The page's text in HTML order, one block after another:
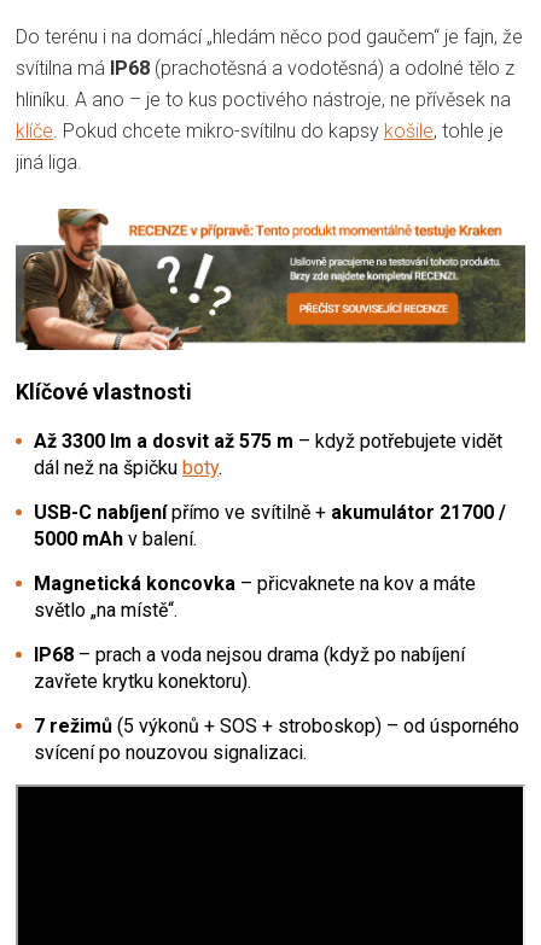
Do terénu i na domácí „hledám něco pod gaučem“ je fajn, že
svítilna má IP68 (prachotěsná a vodotěsná) a odolné tělo z
hliníku. A ano – je to kus poctivého nástroje, ne přívěsek na
klíče. Pokud chcete mikro-svítilnu do kapsy košile, tohle je
jiná liga.
Klíčové vlastnosti
Až 3300 lm a dosvit až 575 m – když potřebujete vidět
dál než na špičku boty.
USB-C nabíjenípřímo ve svítilně + akumulátor 21700 /
5000 mAh v balení.
Magnetická koncovka – přicvaknete na kov a máte
světlo „na místě“.
IP68 – prach a voda nejsou drama (když po nabíjení
zavřete krytku konektoru).
7 režimů (5 výkonů + SOS + stroboskop) – od úsporného
svícení po nouzovou signalizaci.